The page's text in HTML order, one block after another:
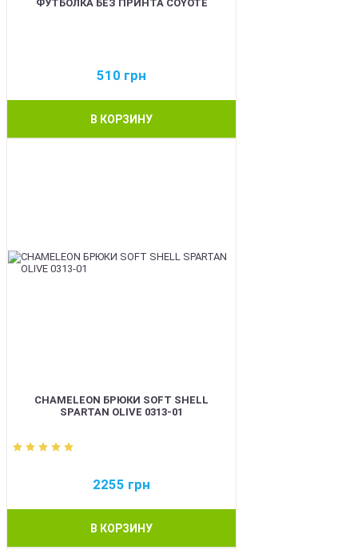
ФУТБОЛКА БЕЗ ПРИНТА COYOTE
510 грн
В КОРЗИНУ
CHAMELEON БРЮКИ SOFT SHELL
SPARTAN OLIVE 0313-01
2255 грн
В КОРЗИНУ